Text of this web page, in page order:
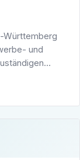
Württemberg
und